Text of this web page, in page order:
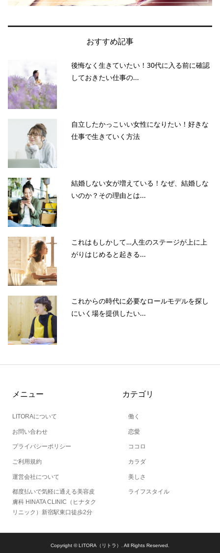
おすすめ記事
後悔なく生きていたい！30代に入る前に確認
しておきたい仕事の...
自立したかっこいい女性になりたい！好きな
仕事で生きていく方法
結婚しない女が増えている！なぜ、結婚しな
いのか？その理由とは...
これはもしかして…人生のステージが上に上
がりはじめると起きる...
これからの時代に必要なロールモデルを探し
にいく場を提供したい...
メニュー
LITORAについて
お問い合わせ
プライバシーポリシー
ご利用規約
運営会社について
都度払いで気軽に通える美容皮
膚科 HINATA CLINIC（ヒナタク
リニック）新宿駅東口徒歩2分
カテゴリ
働く
恋愛
ココロ
カラダ
美しさ
ライフスタイル
Copyright ©LITORA（リトラ）. All Rights Reserved.